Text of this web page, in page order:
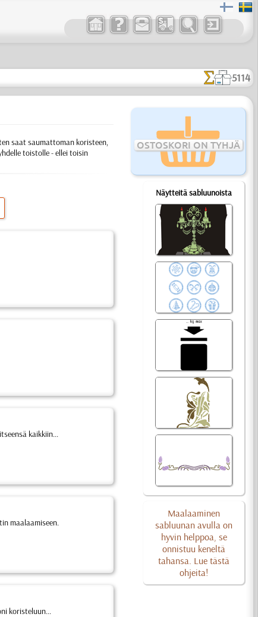
5114
OSTOSKORI ON TYHJÄ
Näytteitä sabluunoista
Maalaaminen
sabluunan avulla on
hyvin helppoa, se
onnistuu keneltä
tahansa. Lue tästä
ohjeita!
saat saumattoman koristeen,
toistolle - ellei toisin
kaikkiin...
maalaamiseen.
koristeluun...